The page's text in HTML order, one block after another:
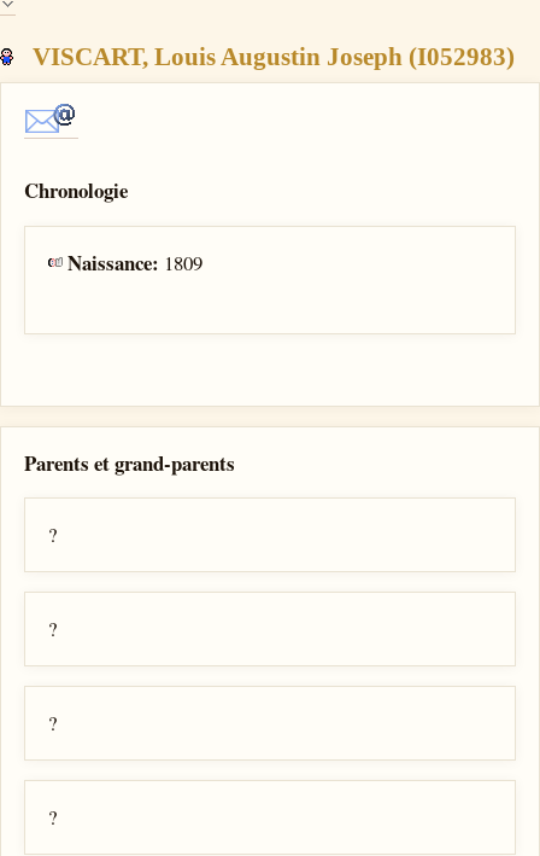
VISCART, Louis Augustin Joseph (I052983)
Chronologie
Naissance: 1809
Parents et grand-parents
?
?
?
?